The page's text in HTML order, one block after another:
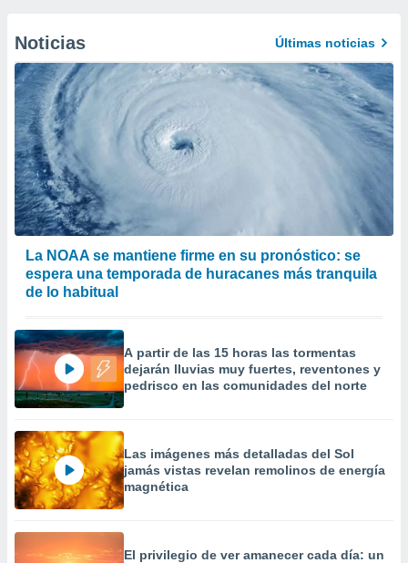
Noticias Últimas noticias
La NOAA se mantiene firme en su pronóstico: se
espera una temporada de huracanes más tranquila
de lo habitual
A partir de las 15 horas las tormentas
dejarán lluvias muy fuertes, reventones y
pedrisco en las comunidades del norte
Las imágenes más detalladas del Sol
jamás vistas revelan remolinos de energía
magnética
El privilegio de ver amanecer cada día: un